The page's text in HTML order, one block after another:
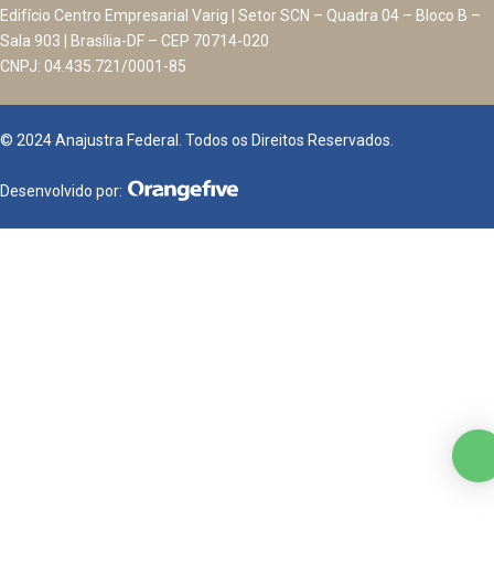
Edifício Centro Empresarial Varig | Setor SCN – Quadra 04 – Bloco B –
Sala 903 | Brasília-DF – CEP 70714-020
CNPJ: 04.435.721/0001-85
© 2024 Anajustra Federal. Todos os Direitos Reservados.
Desenvolvido por: